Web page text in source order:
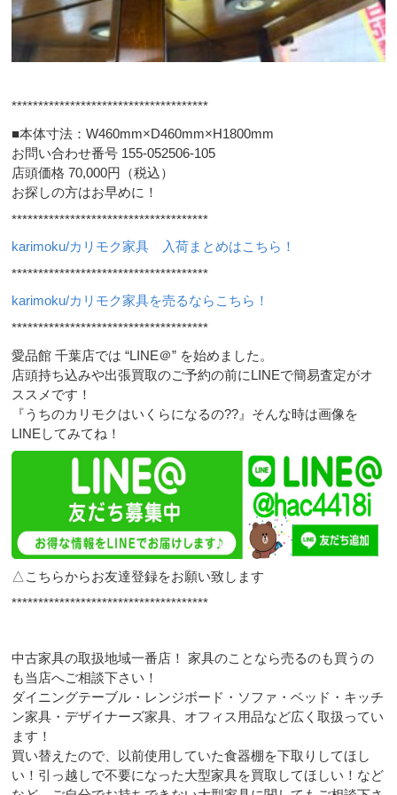
*************************************
■本体寸法：W460mm×D460mm×H1800mm
お問い合わせ番号 155-052506-105
店頭価格 70,000円（税込）
お探しの方はお早めに！
*************************************
karimoku/カリモク家具 入荷まとめはこちら！
*************************************
karimoku/カリモク家具を売るならこちら！
*************************************
愛品館 千葉店では “LINE＠” を始めました。
店頭持ち込みや出張買取のご予約の前にLINEで簡易査定がオ
ススメです！
『うちのカリモクはいくらになるの??』そんな時は画像を
LINEしてみてね！
△こちらからお友達登録をお願い致します
*************************************
中古家具の取扱地域一番店！ 家具のことなら売るのも買うの
も当店へご相談下さい！
ダイニングテーブル・レンジボード・ソファ・ベッド・キッチ
ン家具・デザイナーズ家具、オフィス用品など広く取扱ってい
ます！
買い替えたので、以前使用していた食器棚を下取りしてほし
い！引っ越しで不要になった大型家具を買取してほしい！など